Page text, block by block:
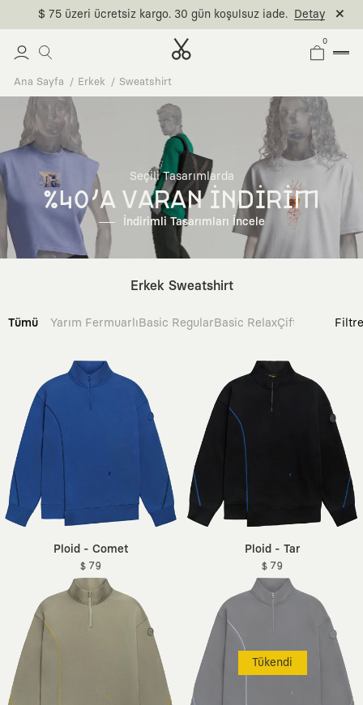
$ 75 üzeri ücretsiz kargo. 30 gün koşulsuz iade. Detay
0
Ana Sayfa Erkek Sweatshirt
Seçili Tasarımlarda
%40'A VARAN İNDİRİM
İndirimli Tasarımları İncele
Erkek Sweatshirt
Tümü Yarım FermuarlıBasic RegularBasic RelaxÇift Taraflı Filtre
Ploid - Comet
$ 79
Ploid - Tar
$ 79
Tükendi